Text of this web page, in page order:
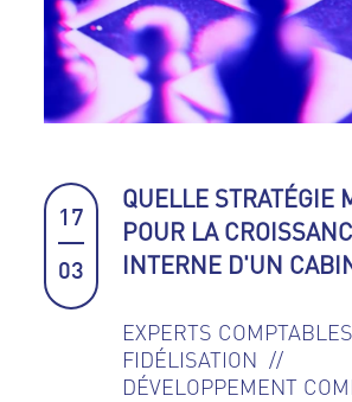
17
03
QUELLE STRATÉGIE
POUR LA
INTERNE D'UN
EXPERTS COMPTABLES
FIDÉLISATION
DÉVELOPPEMENT